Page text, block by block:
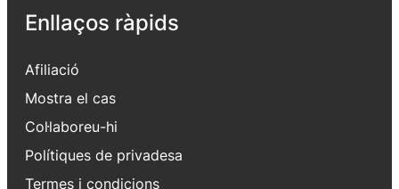
Enllaços ràpids
Afiliació
Mostra el cas
Col·laboreu-hi
Polítiques de privadesa
Termes i condicions